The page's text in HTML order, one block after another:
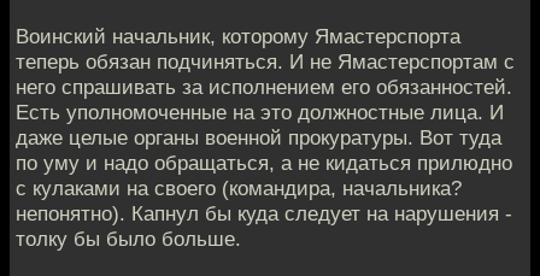
Воинский начальник, которому Ямастерспорта
теперь обязан подчиняться. И не Ямастерспортам с
него спрашивать за исполнением его обязанностей.
Есть уполномоченные на это должностные лица. И
даже целые органы военной прокуратуры. Вот туда
по уму и надо обращаться, а не кидаться прилюдно
с кулаками на своего (командира, начальника?
непонятно). Капнул бы куда следует на нарушения -
толку бы было больше.